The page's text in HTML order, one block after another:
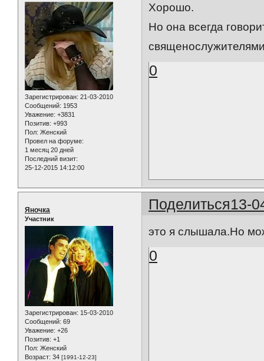
Зарегистрирован: 21-03-2010
Сообщений: 1953
Уважение: +3831
Позитив: +993
Пол: Женский
Провел на форуме:
1 месяц 20 дней
Последний визит:
25-12-2015 14:12:00
Хорошо.
Но она всегда
0
Поделиться13-
Яночка
Участник
Зарегистрирован: 15-03-2010
Сообщений: 69
Уважение: +26
Позитив: +1
Пол: Женский
Возраст: 34 [1991-12-23]
это я слышала.Но
0